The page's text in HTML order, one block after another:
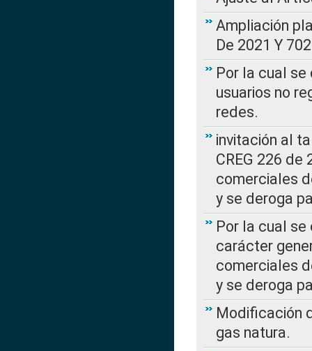
Ampliación
De 2021 Y
Por la cual
usuarios no
redes.
invitación al
CREG 226
comerciales
y se deroga
Por la cual
carácter
comerciales
y se deroga
Modificación
gas natura.